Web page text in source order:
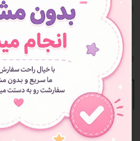
انتخاب طرح یا مدل
صورتی
افزودن به علاقه مندی ها
نظرات